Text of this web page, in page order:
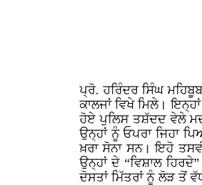
ਪ੍ਰੋ. ਹਰਿੰਦਰ ਸਿੰਘ
ਕਾਲਜਾਂ ਵਿਖੇ ਮਿਲੇ।
ਹੋਏ ਪੁਲਿਸ ਤਸ਼ੱਦਦ ਵੇਲੇ
ਉਨ੍ਹਾਂ ਨੂੰ ਓਪਰਾ ਜਿਹਾ
ਖ਼ਰਾ ਸੋਨਾ ਸਨ। ਇਹੋ
ਉਨ੍ਹਾਂ ਦੇ “ਵਿਸ਼ਾਲ
ਦੋਸਤਾਂ ਮਿੱਤਰਾਂ ਨੂੰ ਲੋੜ ਤੋਂ